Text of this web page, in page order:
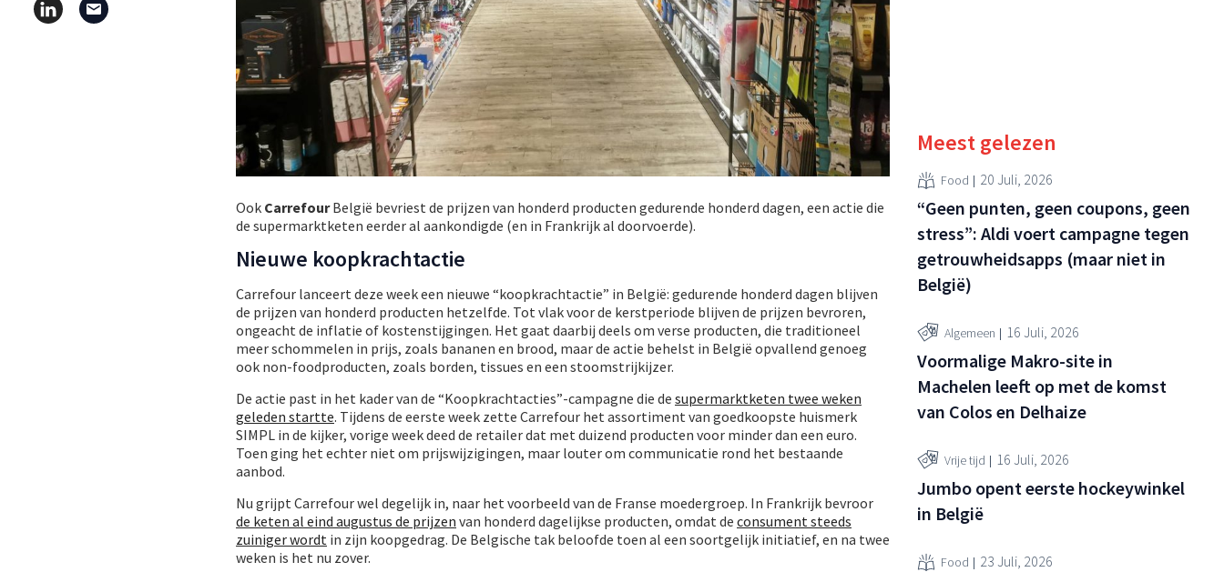
Ook CarrefourBelgië bevriest de prijzen van honderd producten gedurende honderd dagen, een actie die
de supermarktketen eerder al aankondigde (en in Frankrijk al doorvoerde).
Nieuwe koopkrachtactie
Carrefour lanceert deze week een nieuwe “koopkrachtactie” in België: gedurende honderd dagen blijven
de prijzen van honderd producten hetzelfde. Tot vlak voor de kerstperiode blijven de prijzen bevroren,
ongeacht de inflatie of kostenstijgingen. Het gaat daarbij deels om verse producten, die traditioneel
meer schommelen in prijs, zoals bananen en brood, maar de actie behelst in België opvallend genoeg
ook non-foodproducten, zoals borden, tissues en een stoomstrijkijzer.
De actie past in het kader van de “Koopkrachtacties”-campagne die de supermarktketen twee weken
geleden startte. Tijdens de eerste week zette Carrefour het assortiment van goedkoopste huismerk
SIMPL in de kijker, vorige week deed de retailer dat met duizend producten voor minder dan een euro.
Toen ging het echter niet om prijswijzigingen, maar louter om communicatie rond het bestaande
aanbod.
Nu grijpt Carrefour wel degelijk in, naar het voorbeeld van de Franse moedergroep. In Frankrijk bevroor
de keten al eind augustus de prijzen van honderd dagelijkse producten, omdat de consument steeds
zuiniger wordt in zijn koopgedrag. De Belgische tak beloofde toen al een soortgelijk initiatief, en na twee
weken is het nu zover.
Meest gelezen
Food 20 Juli, 2026
“Geen punten, geen coupons, geen
stress”: Aldi voert campagne tegen
getrouwheidsapps (maar niet in
België)
Algemeen 16 Juli, 2026
Voormalige Makro-site in
Machelen leeft op met de komst
van Colos en Delhaize
Vrije tijd 16 Juli, 2026
Jumbo opent eerste hockeywinkel
in België
Food 23 Juli, 2026